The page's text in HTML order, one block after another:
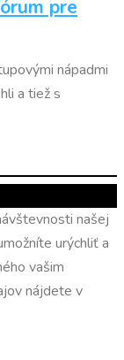
pre
nápadmi
a tiež s
našej
urýchliť a
vašim
nájdete v